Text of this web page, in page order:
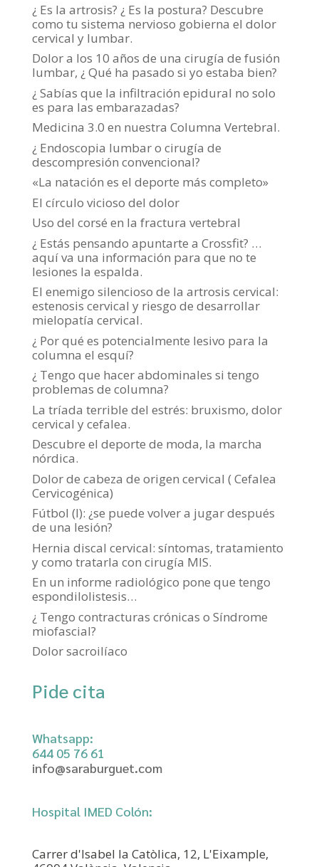
¿ Es la artrosis? ¿ Es la postura? Descubre
como tu sistema nervioso gobierna el dolor
cervical y lumbar.
Dolor a los 10 años de una cirugía de fusión
lumbar, ¿ Qué ha pasado si yo estaba bien?
¿ Sabías que la infiltración epidural no solo
es para las embarazadas?
Medicina 3.0 en nuestra Columna Vertebral.
¿ Endoscopia lumbar o cirugía de
descompresión convencional?
«La natación es el deporte más completo»
El círculo vicioso del dolor
Uso del corsé en la fractura vertebral
¿ Estás pensando apuntarte a Crossfit? …
aquí va una información para que no te
lesiones la espalda.
El enemigo silencioso de la artrosis cervical:
estenosis cervical y riesgo de desarrollar
mielopatía cervical.
¿ Por qué es potencialmente lesivo para la
columna el esquí?
¿ Tengo que hacer abdominales si tengo
problemas de columna?
La tríada terrible del estrés: bruxismo, dolor
cervical y cefalea.
Descubre el deporte de moda, la marcha
nórdica.
Dolor de cabeza de origen cervical ( Cefalea
Cervicogénica)
Fútbol (I): ¿se puede volver a jugar después
de una lesión?
Hernia discal cervical: síntomas, tratamiento
y como tratarla con cirugía MIS.
En un informe radiológico pone que tengo
espondilolistesis…
¿ Tengo contracturas crónicas o Síndrome
miofascial?
Dolor sacroilíaco
Pide cita
Whatsapp:
644 05 76 61‬
info@saraburguet.com
Hospital IMED Colón:
Carrer d'Isabel la Catòlica, 12, L'Eixample,